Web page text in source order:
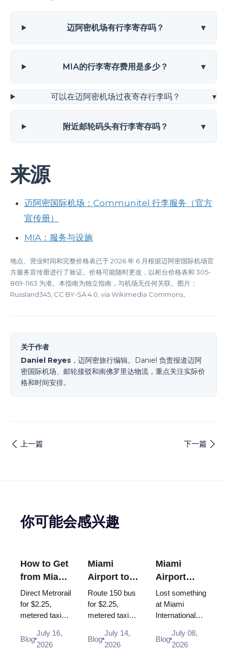
迈阿密机场有行李寄存吗？ ▾
MIA的行李寄存费用是多少？ ▾
可以在迈阿密机场过夜寄存行李吗？ ▾
附近邮轮码头有行李寄存吗？ ▾
来源
迈阿密国际机场：Communitel 行李服务（官方
宣传册）
MIA：服务与设施
地点、营业时间和完整价格表已于 2026 年 6 月根据迈阿密国际机场官
方服务宣传册进行了验证。价格可能随时更改，以柜台价格表和 305-
869-1163 为准。本指南为独立指南，与机场无任何关联。图片：
Russland345, CC BY-SA 4.0, via Wikimedia Commons。
关于作者
Daniel Reyes ，迈阿密旅行编辑。Daniel 负责报道迈阿
密国际机场、邮轮接驳和南佛罗里达物流，重点关注实际价
格和时间安排。
上一篇 下一篇
你可能会感兴趣
How to Get
from Miami
Airport to
Brickell
Direct Metrorail
for $2.25,
metered taxi
Uber - every
way from MIA
Blog
July 16,
2026
Miami
Airport to
South
Beach: Bus
150, Taxi,
Uber (2026
Guide)
Route 150 bus
for $2.25,
metered taxi
$35 flat rate is
gone) or Uber -
Blog
July 14,
2026
Miami
Airport
Lost and
Found:
How to
Report a
Lost Item
Lost something
at Miami
International
is exactly
where and how
Blog
July 08,
2026